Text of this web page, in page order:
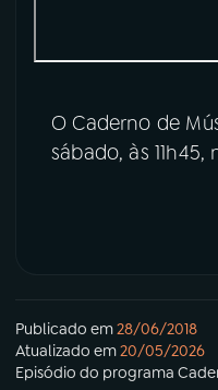
O Caderno de
sábado, às 11h45,
Publicado em28/06/2018
Atualizado em20/05/2026
Episódio do programa